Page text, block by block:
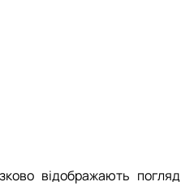
відображають